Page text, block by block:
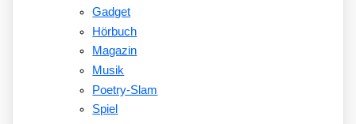
Gadget
Hörbuch
Magazin
Musik
Poetry-Slam
Spiel